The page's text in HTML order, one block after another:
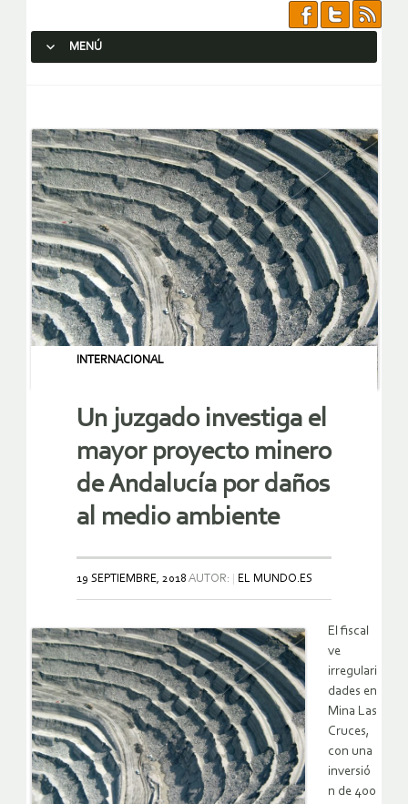
MENÚ
INTERNACIONAL
Un juzgado investiga el
mayor proyecto minero
de Andalucía por daños
al medio ambiente
19 SEPTIEMBRE, 2018 AUTOR: EL MUNDO.ES
El fiscal
ve
irregulari
dades en
Mina Las
Cruces,
con una
inversió
n de 400